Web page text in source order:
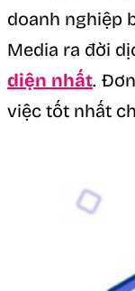
doanh nghiệp
Media ra đời
diện nhất.
việc tốt nhất